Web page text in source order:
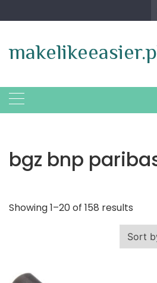
to
bgz bnp
Showing 1–20 of 158 results